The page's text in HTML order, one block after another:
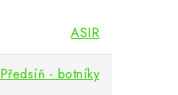
ASIR
Předsíň - botníky